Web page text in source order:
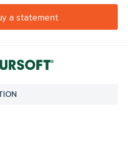
a statement